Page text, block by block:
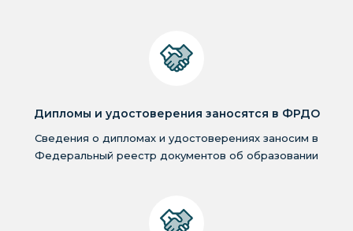
Дипломы и удостоверения заносятся в ФРДО
Сведения о дипломах и удостоверениях заносим в
Федеральный реестр документов об образовании